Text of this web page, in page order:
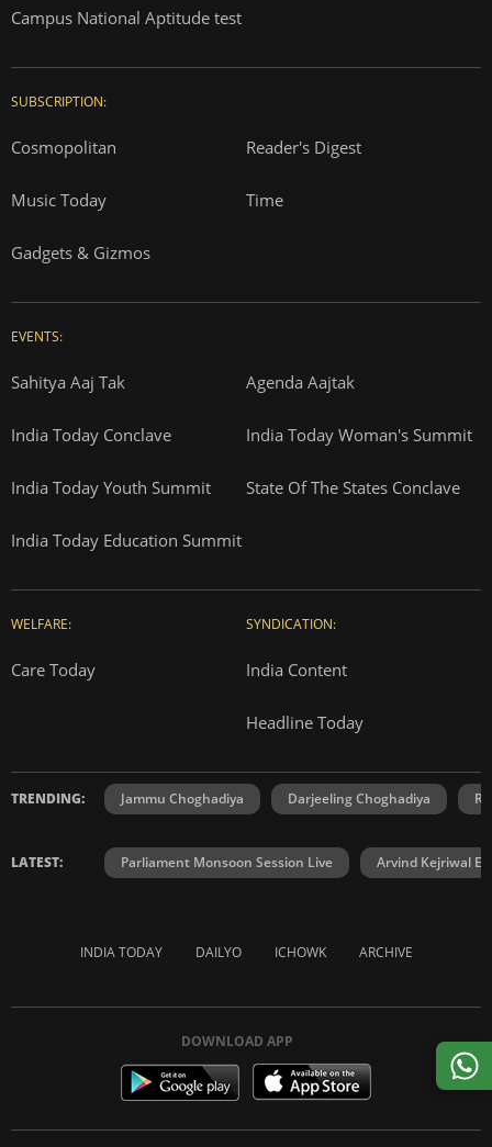
Campus National Aptitude test
SUBSCRIPTION:
Cosmopolitan Reader's Digest
Music Today Time
Gadgets & Gizmos
EVENTS:
Sahitya Aaj Tak Agenda Aajtak
India Today Conclave India Today Woman's Summit
India Today Youth Summit State Of The States Conclave
India Today Education Summit
WELFARE:
Care Today
SYNDICATION:
India Content
Headline Today
TRENDING: Jammu Choghadiya Darjeeling Choghadiya
LATEST: Parliament Monsoon Session Live Arvind Kejriwal
INDIA TODAY DAILYO ICHOWK ARCHIVE
DOWNLOAD APP